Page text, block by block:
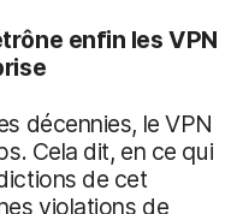
enfin les VPN
décennies, le VPN
Cela dit, en ce qui
de cet
violations de